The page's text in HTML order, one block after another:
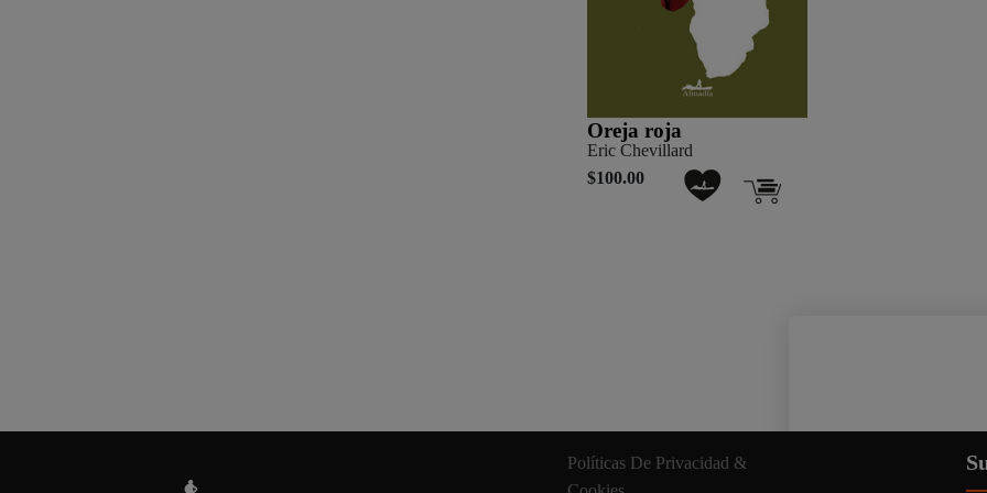
Oreja roja
Eric Chevillard
$100.00
información relevante.
Políticas De Privacidad &